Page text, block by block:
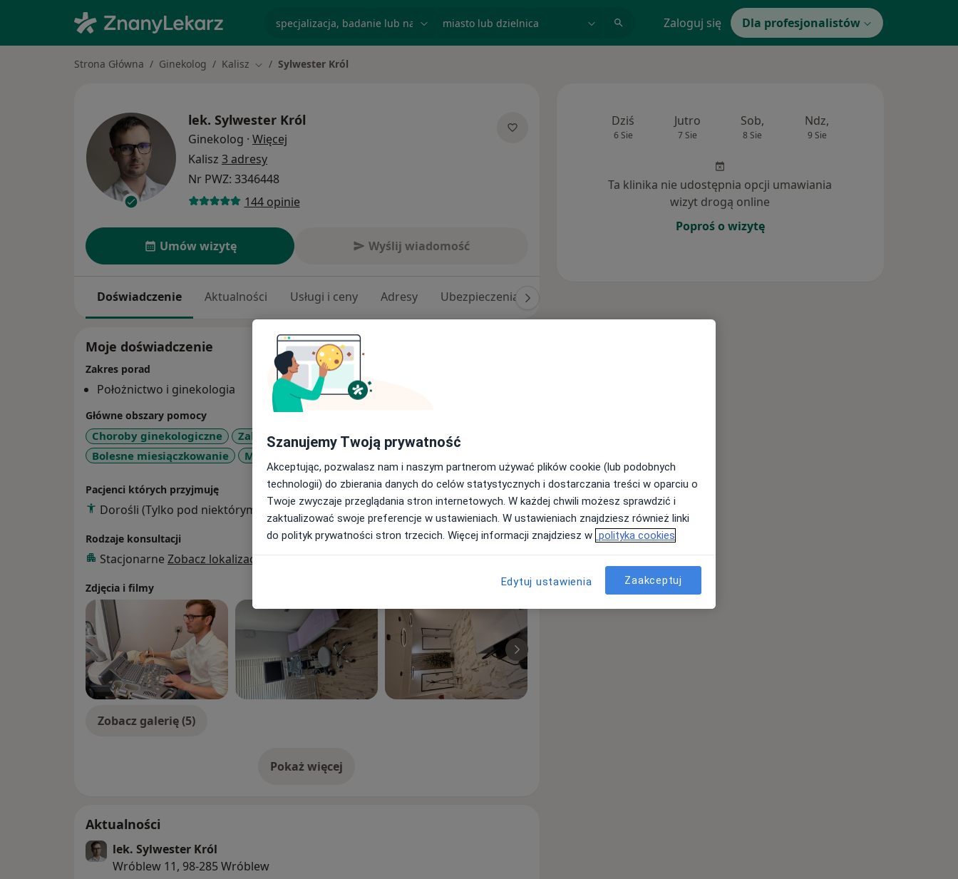
Zaloguj się Dla profesjonalistów
Strona Główna Ginekolog Kalisz Zmień miasto
Sylwester Król
lek. Sylwester Król
Ginekolog · Więcej
Kalisz 3 adresy
Nr PWZ: 3346448
144 opinie
Umów wizytę Wyślij wiadomość
Doświadczenie Aktualności Usługi i ceny Adresy Ubezpieczenia
Moje doświadczenie
Zakres porad
Położnictwo i ginekologia
Główne obszary pomocy
Choroby ginekologiczne
Zaburzenia miesiączkowania
Bolesne miesiączkowanie
Menopauza
Pacjenci których przyjmuję
Dorośli (Tylko pod niektórymi adresami)
Rodzaje konsultacji
Stacjonarne Zobacz lokalizacje (2)
Zdjęcia i filmy
Zobacz galerię (5)
Pokaż więcejo doświadczeniu
Aktualności
lek. Sylwester Król
Wróblew 11, 98-285 Wróblew
Dziś
6 Sie
Jutro
7 Sie
Sob,
8 Sie
Ndz,
9 Sie
Ta klinika nie udostępnia opcji umawiania
wizyt drogą online
Poproś o wizytę
Szanujemy Twoją prywatność
Akceptując, pozwalasz nam i naszym partnerom używać plików cookie (lub podobnych
technologii) do zbierania danych do celów statystycznych i dostarczania treści w oparciu o
Twoje zwyczaje przeglądania stron internetowych. W każdej chwili możesz sprawdzić i
zaktualizować swoje preferencje w ustawieniach. W ustawieniach znajdziesz również linki
do polityk prywatności stron trzecich. Więcej informacji znajdziesz w polityka cookies
Edytuj ustawienia Zaakceptuj